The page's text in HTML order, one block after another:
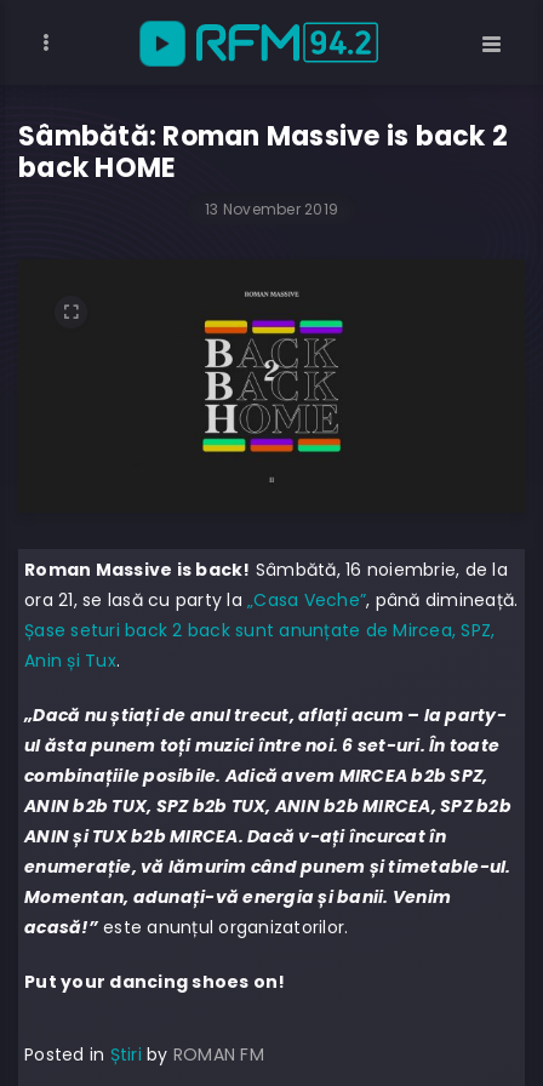
Sâmbătă: Roman Massive is back 2
back HOME
13 November 2019
Roman Massive is back! Sâmbătă, 16 noiembrie, de la
ora 21, se lasă cu party la „Casa Veche”, până dimineață.
Șase seturi back 2 back sunt anunțate de Mircea, SPZ,
Anin și Tux.
„Dacă nu știați de anul trecut, aflați acum – la party-
ul ăsta punem toți muzici între noi. 6 set-uri. În toate
combinațiile posibile. Adică avem MIRCEA b2b SPZ,
ANIN b2b TUX, SPZ b2b TUX, ANIN b2b MIRCEA, SPZ b2b
ANIN și TUX b2b MIRCEA. Dacă v-ați încurcat în
enumerație, vă lămurim când punem și timetable-ul.
Momentan, adunați-vă energia și banii. Venim
acasă!”este anunțul organizatorilor.
Put your dancing shoes on!
Posted in Știri by ROMAN FM